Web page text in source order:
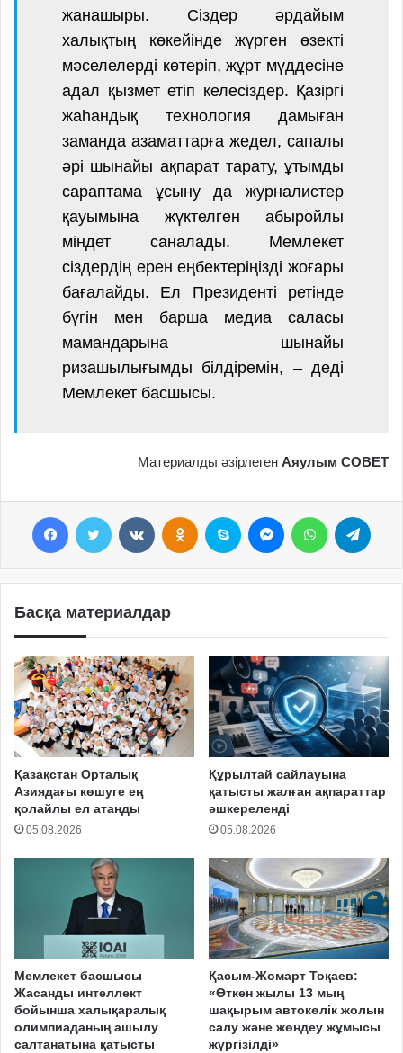
жанашыры. Сіздер әрдайым
халықтың көкейінде жүрген өзекті
мәселелерді көтеріп, жұрт мүддесіне
адал қызмет етіп келесіздер. Қазіргі
жаһандық технология дамыған
заманда азаматтарға жедел, сапалы
әрі шынайы ақпарат тарату, ұтымды
сараптама ұсыну да журналистер
қауымына жүктелген абыройлы
міндет саналады. Мемлекет
сіздердің ерен еңбектеріңізді жоғары
бағалайды. Ел Президенті ретінде
бүгін мен барша медиа саласы
мамандарына шынайы
ризашылығымды білдіремін, – деді
Мемлекет басшысы.
Материалды әзірлеген Аяулым СОВЕТ
Басқа материалдар
Қазақстан Орталық
Азиядағы көшуге ең
қолайлы ел атанды
05.08.2026
Құрылтай сайлауына
қатысты жалған ақпараттар
әшкереленді
05.08.2026
Мемлекет басшысы
Жасанды интеллект
бойынша халықаралық
олимпиаданың ашылу
салтанатына қатысты
Қасым-Жомарт Тоқаев:
«Өткен жылы 13 мың
шақырым автокөлік жолын
салу және жөндеу жұмысы
жүргізілді»